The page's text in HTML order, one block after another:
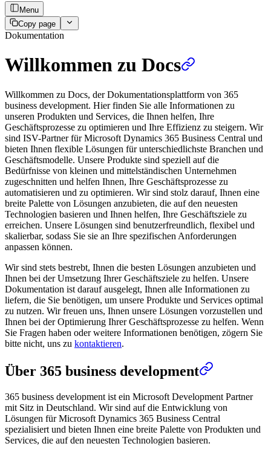
Menu
Copy page
Dokumentation
Willkommen zu Docs
Willkommen zu Docs, der Dokumentationsplattform von 365
business development. Hier finden Sie alle Informationen zu
unseren Produkten und Services, die Ihnen helfen, Ihre
Geschäftsprozesse zu optimieren und Ihre Effizienz zu steigern. Wir
sind ISV-Partner für Microsoft Dynamics 365 Business Central und
bieten Ihnen flexible Lösungen für unterschiedlichste Branchen und
Geschäftsmodelle. Unsere Produkte sind speziell auf die
Bedürfnisse von kleinen und mittelständischen Unternehmen
zugeschnitten und helfen Ihnen, Ihre Geschäftsprozesse zu
automatisieren und zu optimieren. Wir sind stolz darauf, Ihnen eine
breite Palette von Lösungen anzubieten, die auf den neuesten
Technologien basieren und Ihnen helfen, Ihre Geschäftsziele zu
erreichen. Unsere Lösungen sind benutzerfreundlich, flexibel und
skalierbar, sodass Sie sie an Ihre spezifischen Anforderungen
anpassen können.
Wir sind stets bestrebt, Ihnen die besten Lösungen anzubieten und
Ihnen bei der Umsetzung Ihrer Geschäftsziele zu helfen. Unsere
Dokumentation ist darauf ausgelegt, Ihnen alle Informationen zu
liefern, die Sie benötigen, um unsere Produkte und Services optimal
zu nutzen. Wir freuen uns, Ihnen unsere Lösungen vorzustellen und
Ihnen bei der Optimierung Ihrer Geschäftsprozesse zu helfen. Wenn
Sie Fragen haben oder weitere Informationen benötigen, zögern Sie
bitte nicht, uns zu kontaktieren.
Über 365 business development
365 business development ist ein Microsoft Development Partner
mit Sitz in Deutschland. Wir sind auf die Entwicklung von
Lösungen für Microsoft Dynamics 365 Business Central
spezialisiert und bieten Ihnen eine breite Palette von Produkten und
Services, die auf den neuesten Technologien basieren.